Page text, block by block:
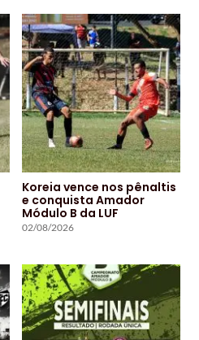
Koreia vence nos pênaltis
e conquista Amador
Módulo B da LUF
02/08/2026